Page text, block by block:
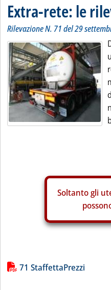
Extra-rete: le
Rilevazione N. 71 del 29
Soltanto gli
Lista allegati PDF alla
71 StaffettaPrezzi